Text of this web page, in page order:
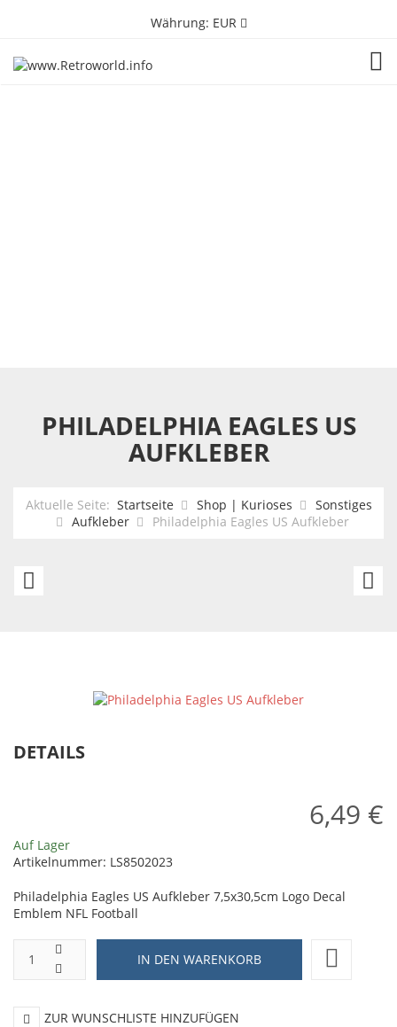
Währung: EUR
PHILADELPHIA EAGLES US
AUFKLEBER
Aktuelle Seite: Startseite Shop | Kurioses
Sonstiges
Aufkleber
Philadelphia Eagles US Aufkleber
DETAILS
6,49 €
Auf Lager
Artikelnummer: LS8502023
Philadelphia Eagles US Aufkleber 7,5x30,5cm Logo Decal
Emblem NFL Football
ZUR WUNSCHLISTE HINZUFÜGEN